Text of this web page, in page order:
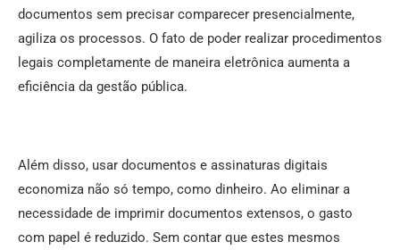
documentos sem precisar comparecer presencialmente,
agiliza os processos. O fato de poder realizar procedimentos
legais completamente de maneira eletrônica aumenta a
eficiência da gestão pública.
Além disso, usar documentos e assinaturas digitais
economiza não só tempo, como dinheiro. Ao eliminar a
necessidade de imprimir documentos extensos, o gasto
com papel é reduzido. Sem contar que estes mesmos